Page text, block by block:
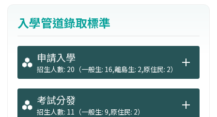
供完整的國內法課程外，也同時提供國際法、
外國法學及比較法學的課程，以增廣學生的學
識與視野。
入學管道錄取標準
申請入學
招生人數: 20（一般生: 16,離島生: 2,原住民: 2）
考試分發
招生人數: 11（一般生: 9,原住民: 2）